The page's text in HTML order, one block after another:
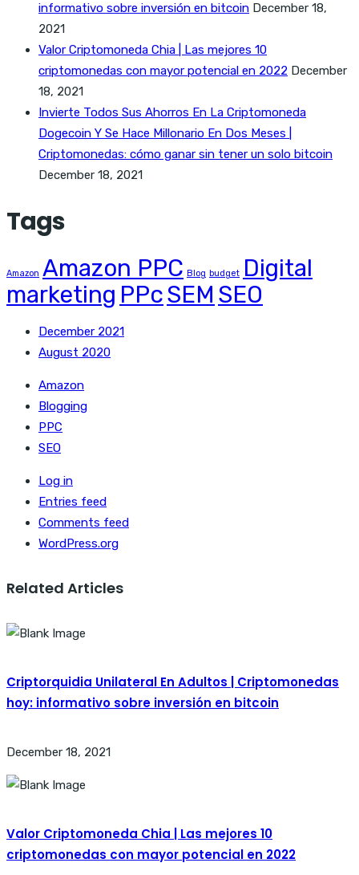
informativo sobre inversión en bitcoin December 18,
2021
Valor Criptomoneda Chia | Las mejores 10
criptomonedas con mayor potencial en 2022 December
18, 2021
Invierte Todos Sus Ahorros En La Criptomoneda
Dogecoin Y Se Hace Millonario En Dos Meses |
Criptomonedas: cómo ganar sin tener un solo bitcoin
December 18, 2021
Tags
Amazon Amazon PPC Blog budget Digital
marketing PPcSEM SEO
December 2021
August 2020
Amazon
Blogging
PPC
SEO
Log in
Entries feed
Comments feed
WordPress.org
Related Articles
Criptorquidia Unilateral En Adultos | Criptomonedas
hoy: informativo sobre inversión en bitcoin
December 18, 2021
Valor Criptomoneda Chia | Las mejores 10
criptomonedas con mayor potencial en 2022